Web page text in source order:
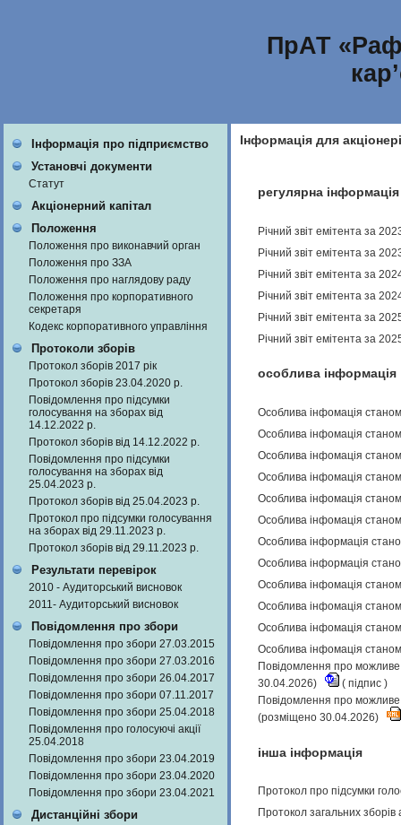
ПрАТ
Інформація про підприємство
Установчі документи
Статут
Акціонерний капітал
Положення
Положення про виконавчий орган
Положення про ЗЗА
Положення про наглядову раду
Положення про корпоративного
секретаря
Кодекс корпоративного управління
Протоколи зборів
Протокол зборів 2017 рік
Протокол зборів 23.04.2020 р.
Повідомлення про підсумки
голосування на зборах від
14.12.2022 р.
Протокол зборів від 14.12.2022 р.
Повідомлення про підсумки
голосування на зборах від
25.04.2023 р.
Протокол зборів від 25.04.2023 р.
Протокол про підсумки голосування
на зборах від 29.11.2023 р.
Протокол зборів від 29.11.2023 р.
Результати перевірок
2010 - Аудиторський висновок
2011- Аудиторський висновок
Повідомлення про збори
Повідомлення про збори 27.03.2015
Повідомлення про збори 27.03.2016
Повідомлення про збори 26.04.2017
Повідомлення про збори 07.11.2017
Повідомлення про збори 25.04.2018
Повідомлення про голосуючі акції
25.04.2018
Повідомлення про збори 23.04.2019
Повідомлення про збори 23.04.2020
Повідомлення про збори 23.04.2021
Дистанційні збори
Інформація для
регулярна інформація
Річний звіт емітента за
Річний звіт емітента за
Річний звіт емітента за
Річний звіт емітента за
Річний звіт емітента за
Річний звіт емітента за
особлива інформація
Особлива інфомація
Особлива інфомація
Особлива інфомація
Особлива інфомація
Особлива інфомація
Особлива інфомація
Особлива інформація
Особлива інформація
Особлива інфомація
Особлива інфомація
Особлива інфомація
Особлива інфомація
Повідомлення про можливе
30.04.2026)
( підпис )
Повідомлення про можливе
(розміщено 30.04.2026)
інша інформація
Протокол про підсумки
Протокол загальних